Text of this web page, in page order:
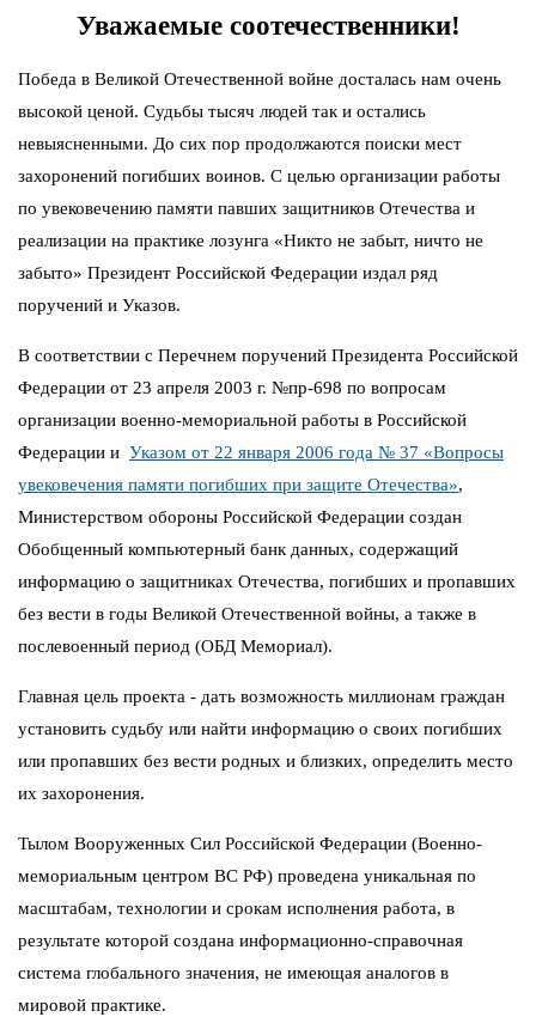
Уважаемые соотечественники!
Победа в Великой Отечественной войне досталась нам очень
высокой ценой. Судьбы тысяч людей так и остались
невыясненными. До сих пор продолжаются поиски мест
захоронений погибших воинов. С целью организации работы
по увековечению памяти павших защитников Отечества и
реализации на практике лозунга «Никто не забыт, ничто не
забыто» Президент Российской Федерации издал ряд
поручений и Указов.
В соответствии с Перечнем поручений Президента Российской
Федерации от 23 апреля 2003 г. №пр-698 по вопросам
организации военно-мемориальной работы в Российской
Федерации и Указом от 22 января 2006 года № 37 «Вопросы
увековечения памяти погибших при защите Отечества»,
Министерством обороны Российской Федерации создан
Обобщенный компьютерный банк данных, содержащий
информацию о защитниках Отечества, погибших и пропавших
без вести в годы Великой Отечественной войны, а также в
послевоенный период (ОБД Мемориал).
Главная цель проекта - дать возможность миллионам граждан
установить судьбу или найти информацию о своих погибших
или пропавших без вести родных и близких, определить место
их захоронения.
Тылом Вооруженных Сил Российской Федерации (Военно-
мемориальным центром ВС РФ) проведена уникальная по
масштабам, технологии и срокам исполнения работа, в
результате которой создана информационно-справочная
система глобального значения, не имеющая аналогов в
мировой практике.